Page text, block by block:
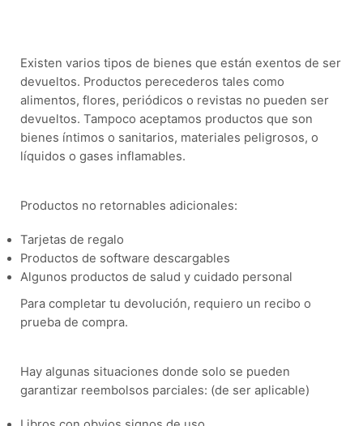
Existen varios tipos de bienes que están exentos de ser
devueltos. Productos perecederos tales como
alimentos, flores, periódicos o revistas no pueden ser
devueltos. Tampoco aceptamos productos que son
bienes íntimos o sanitarios, materiales peligrosos, o
líquidos o gases inflamables.
Productos no retornables adicionales:
Tarjetas de regalo
Productos de software descargables
Algunos productos de salud y cuidado personal
Para completar tu devolución, requiero un recibo o
prueba de compra.
Hay algunas situaciones donde solo se pueden
garantizar reembolsos parciales: (de ser aplicable)